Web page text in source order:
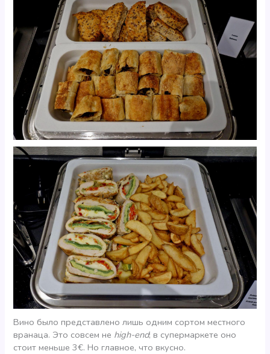
Вино было представлено лишь одним сортом местного
вранаца. Это совсем не high-end; в супермаркете оно
стоит меньше 3€. Но главное, что вкусно.